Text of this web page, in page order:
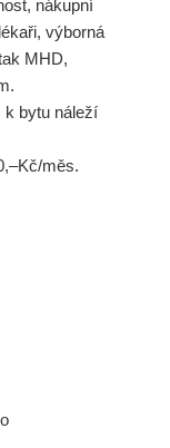
nákupní
výborná
MHD,
k bytu náleží
měs.